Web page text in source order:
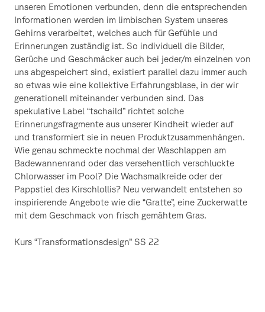
unseren Emotionen verbunden, denn die entsprechenden
Informationen werden im limbischen System unseres
Gehirns verarbeitet, welches auch für Gefühle und
Erinnerungen zuständig ist. So individuell die Bilder,
Gerüche und Geschmäcker auch bei jeder/m einzelnen von
uns abgespeichert sind, existiert parallel dazu immer auch
so etwas wie eine kollektive Erfahrungsblase, in der wir
generationell miteinander verbunden sind. Das
spekulative Label “tschaild” richtet solche
Erinnerungsfragmente aus unserer Kindheit wieder auf
und transformiert sie in neuen Produktzusammenhängen.
Wie genau schmeckte nochmal der Waschlappen am
Badewannenrand oder das versehentlich verschluckte
Chlorwasser im Pool? Die Wachsmalkreide oder der
Pappstiel des Kirschlollis? Neu verwandelt entstehen so
inspirierende Angebote wie die “Gratte”, eine Zuckerwatte
mit dem Geschmack von frisch gemähtem Gras.
Kurs “Transformationsdesign” SS 22